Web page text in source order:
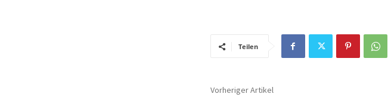
Teilen
Vorheriger Artikel